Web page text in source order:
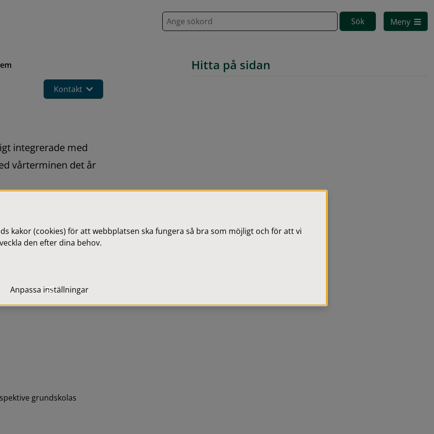
S
ö
Meny
Kontakt
integrerade med
vårterminen det år
stänger
inte ordna tillsynen
del av
grundskolas
Hitta på sidan
kakor (cookies) för att webbplatsen ska fungera så bra som möjligt och för att vi
den efter dina behov.
Anpassa inställningar